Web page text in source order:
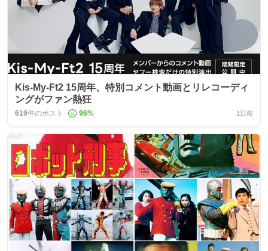
Kis-My-Ft2 15周年、特別コメント動画とリレコーディ
ングがファン熱狂
619件のポスト 96% 1日前